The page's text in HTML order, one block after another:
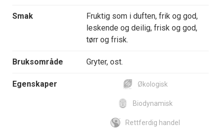
Smak
Fruktig som i duften, frik og god,
leskende og deilig, frisk og god,
tørr og frisk.
Bruksområde Gryter, ost.
Egenskaper Økologisk
Biodynamisk
Rettferdig handel